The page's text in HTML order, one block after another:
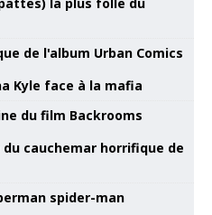
Kyle face à la mafia
cauchemar horrifique de